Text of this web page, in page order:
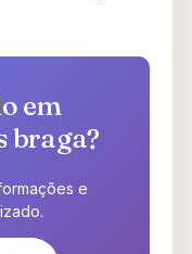
em
braga?
e